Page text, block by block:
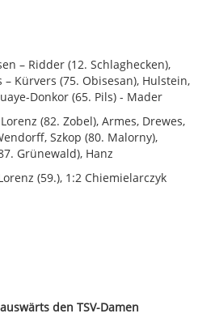
– Ridder (12. Schlaghecken),
– Kürvers (75. Obisesan), Hulstein,
Donkor (65. Pils) - Mader
(82. Zobel), Armes, Drewes,
Szkop (80. Malorny),
Grünewald), Hanz
(59.), 1:2 Chiemielarczyk
den TSV-Damen